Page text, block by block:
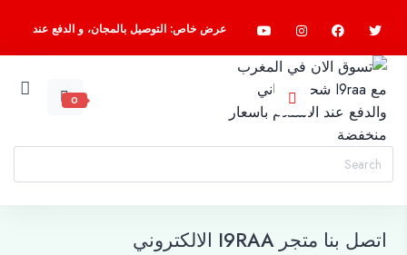
عرض خاص: التوصيل بالمجان، و الدفع عند
الاستلام، اسرع واطلب الآن
0
اتصل بنا متجر I9RAA الالكتروني